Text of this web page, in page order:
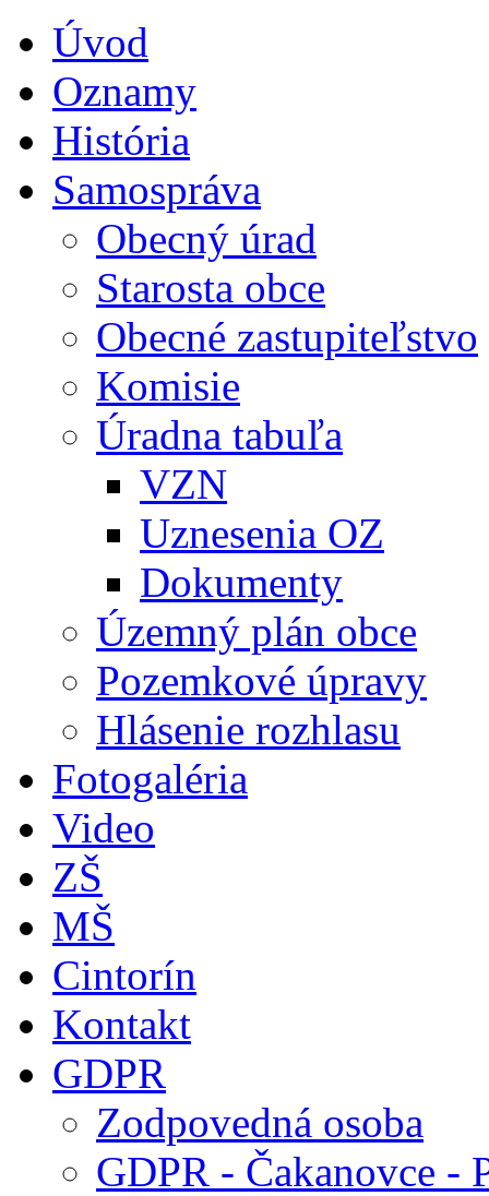
Úvod
Oznamy
História
Samospráva
Obecný úrad
Starosta obce
Obecné zastupiteľstvo
Komisie
Úradna tabuľa
VZN
Uznesenia OZ
Dokumenty
Územný plán obce
Pozemkové úpravy
Hlásenie rozhlasu
Fotogaléria
Video
ZŠ
MŠ
Cintorín
Kontakt
GDPR
Zodpovedná osoba
GDPR - Čakanovce -